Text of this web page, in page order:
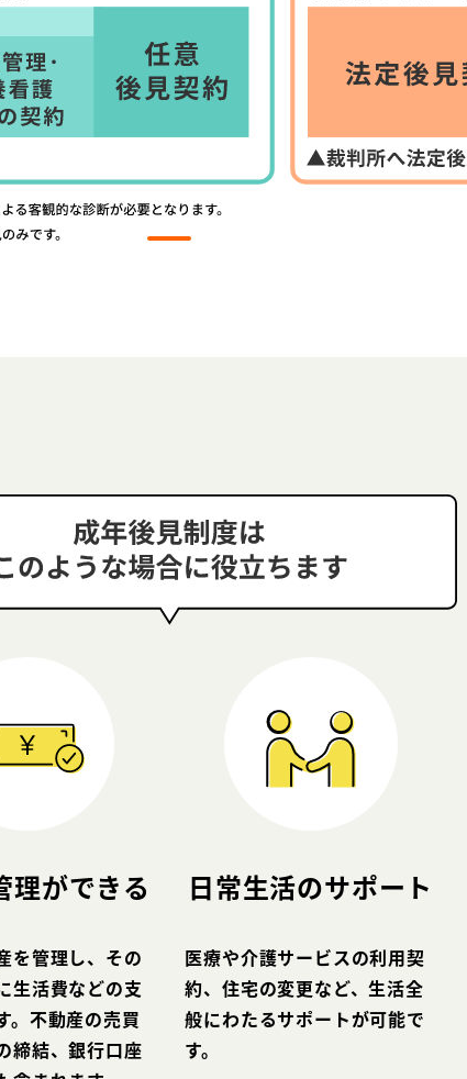
理ができる
を管理し、その
生活費などの支
。不動産の売買
締結、銀行口座
日常生活のサポート
医療や介護サービスの利用契
約、住宅の変更など、生活全
般にわたるサポートが可能で
す。